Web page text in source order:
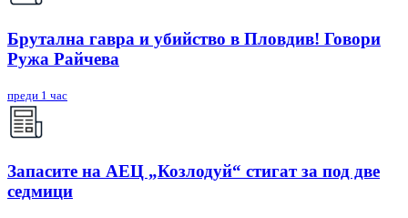
Брутална гавра и убийство в Пловдив! Говори
Ружа Райчева
преди 1 час
Запасите на АЕЦ „Козлодуй“ стигат за под две
седмици